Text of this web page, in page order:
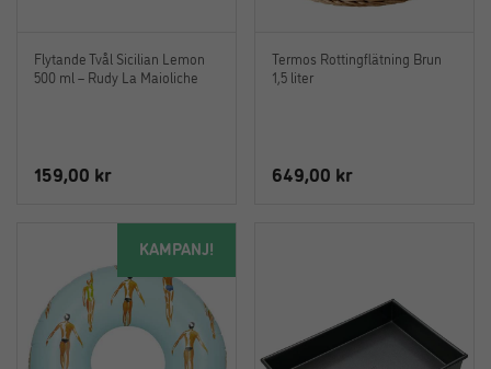
Flytande Tvål Sicilian Lemon
500 ml – Rudy La Maioliche
159,00 kr
Termos Rottingflätning Brun
1,5 liter
649,00 kr
KAMPANJ!